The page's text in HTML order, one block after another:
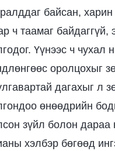
байсан,
ч таамаг байдаггүй,
Үүнээс ч чухал
оролцохыг
дагахыг л
өнөөдрийн
зүйл болон дараа
хэлбэр бөгөөд